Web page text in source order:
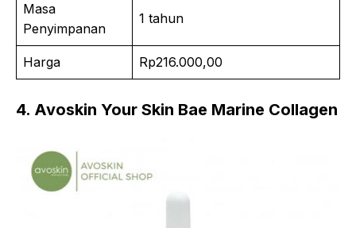
Masa
Penyimpanan
1 tahun
Harga Rp216.000,00
4. Avoskin Your Skin Bae Marine Collagen